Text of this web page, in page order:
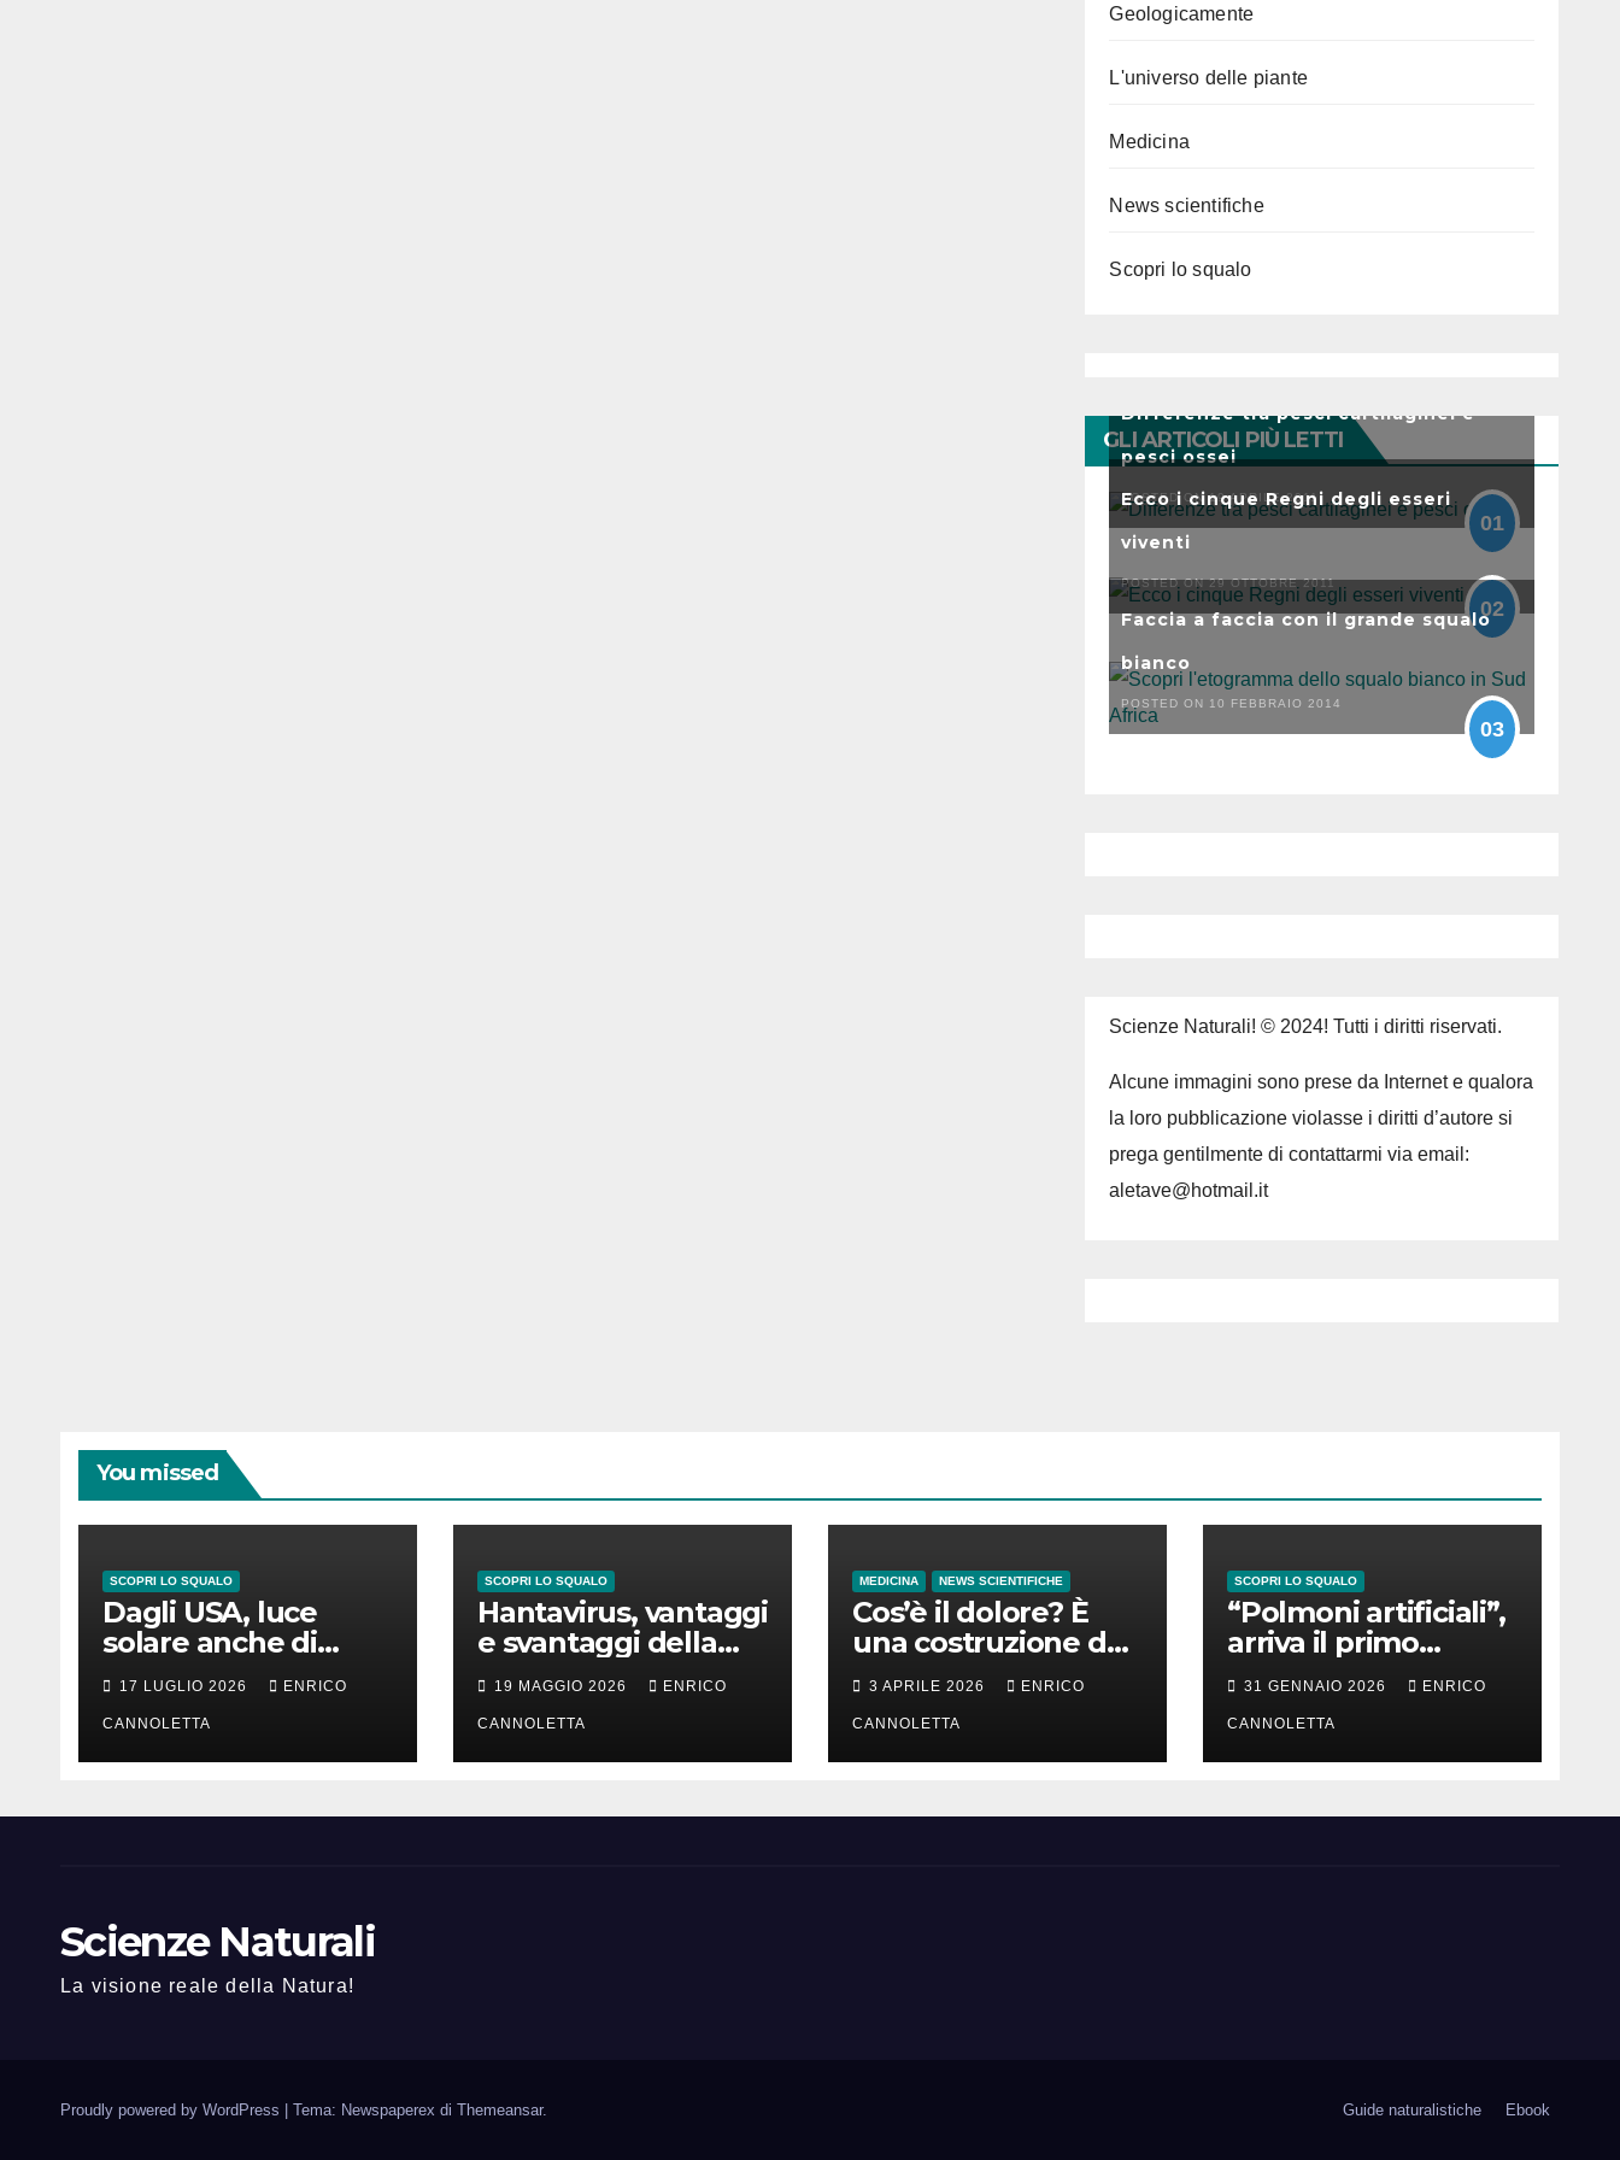
Geologicamente
L'universo delle piante
Medicina
News scientifiche
Scopri lo squalo
GLI ARTICOLI PIÙ LETTI
Differenze tra pesci cartilaginei e
pesci ossei
POSTED ON 19 APRILE 2011
01
Ecco i cinque Regni degli esseri
viventi
POSTED ON 29 OTTOBRE 2011
02
Faccia a faccia con il grande squalo
bianco
POSTED ON 10 FEBBRAIO 2014
03
Scienze Naturali! © 2024! Tutti i diritti riservati.
Alcune immagini sono prese da Internet e qualora
la loro pubblicazione violasse i diritti d’autore si
prega gentilmente di contattarmi via email:
aletave@hotmail.it
You missed
SCOPRI LO SQUALO
Dagli USA, luce
solare anche di
notte
17 LUGLIO 2026 ENRICO
CANNOLETTA
SCOPRI LO SQUALO
Hantavirus, vantaggi
e svantaggi della
lunga incubazione
19 MAGGIO 2026 ENRICO
CANNOLETTA
MEDICINA NEWS SCIENTIFICHE
Cos’è il dolore? È
una costruzione del
cervello
3 APRILE 2026 ENRICO
CANNOLETTA
SCOPRI LO SQUALO
“Polmoni artificiali”,
arriva il primo
successo
31 GENNAIO 2026 ENRICO
CANNOLETTA
Scienze Naturali
La visione reale della Natura!
Proudly powered by WordPress | Tema: Newspaperex di Themeansar. Guide naturalistiche Ebook